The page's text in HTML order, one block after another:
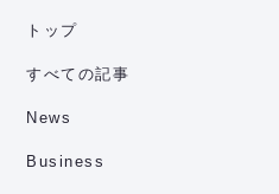
トップ
すべての記事
News
Business